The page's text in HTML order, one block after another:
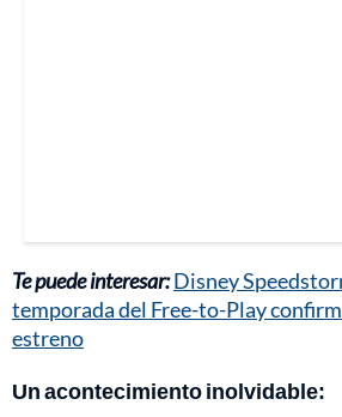
Te puede interesar:Disney
temporada del Free-to-Play
estreno
Un acontecimiento inolvidable: